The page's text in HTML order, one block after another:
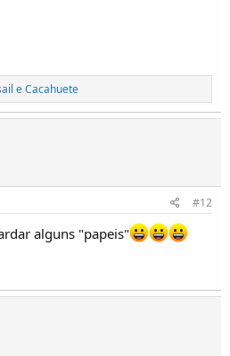
eCacahuete
#12
alguns "papeis"